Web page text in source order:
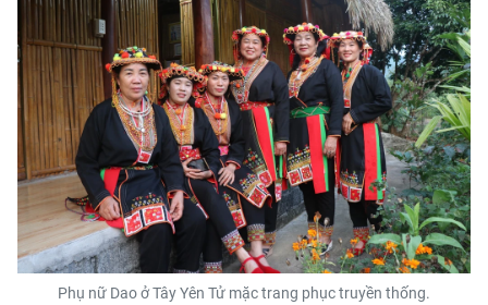
Phụ nữ Dao ở Tây Yên Tử mặc trang phục truyền thống.